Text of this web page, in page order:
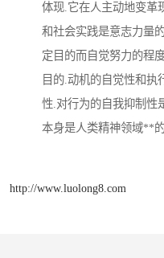
体现.它在人主动地变革
和社会实践是意志力量
定目的而自觉努力的程
目的.动机的自觉性和执
性.对行为的自我抑制性
本身是人类精神领域**
http://www.luolong8.com